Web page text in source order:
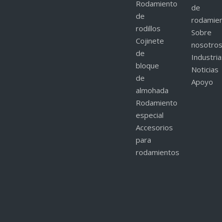
Rodamiento
de
rodillos
Cojinete
de
bloque
de
almohada
Rodamiento
especial
Accesorios
para
rodamientos
de
Sobre
nosotros
Noticias
Apoyo